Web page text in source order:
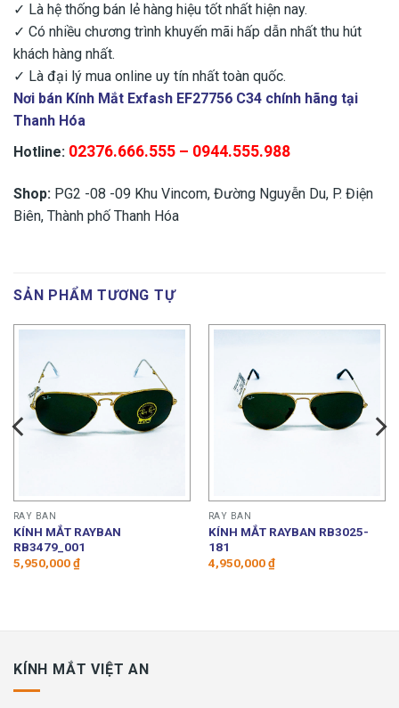
✓ Là hệ thống bán lẻ hàng hiệu tốt nhất hiện nay.
✓ Có nhiều chương trình khuyến mãi hấp dẫn nhất thu hút
khách hàng nhất.
✓ Là đại lý mua online uy tín nhất toàn quốc.
Nơi bán Kính Mắt Exfash EF27756 C34 chính hãng tại
Thanh Hóa
Hotline: 02376.666.555 – 0944.555.988
Shop: PG2 -08 -09 Khu Vincom, Đường Nguyễn Du, P. Điện
Biên, Thành phố Thanh Hóa
SẢN PHẨM TƯƠNG TỰ
RAY BAN
KÍNH MẮT RAYBAN
RB3479_001
5,950,000₫
RAY BAN
KÍNH MẮT RAYBAN RB3025-
181
4,950,000₫
KÍNH MẮT VIỆT AN